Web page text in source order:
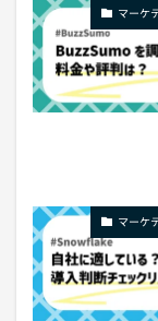
マーケ
マーケ